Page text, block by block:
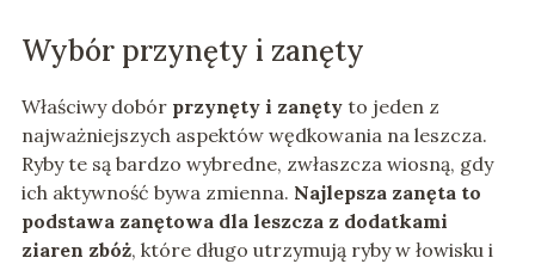
Wybór przynęty i zanęty
Właściwy dobór przynęty i zanętyto jeden z
najważniejszych aspektów wędkowania na leszcza.
Ryby te są bardzo wybredne, zwłaszcza wiosną, gdy
ich aktywność bywa zmienna. Najlepsza zanęta to
podstawa zanętowa dla leszcza z dodatkami
ziaren zbóż, które długo utrzymują ryby w łowisku i